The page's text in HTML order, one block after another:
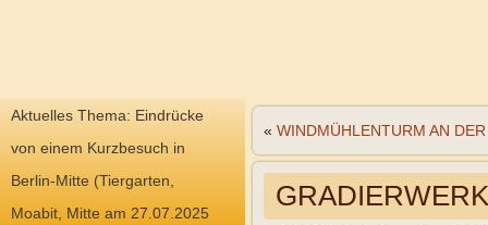
Aktuelles Thema: Eindrücke
von einem Kurzbesuch in
Berlin-Mitte (Tiergarten,
Moabit, Mitte am 27.07.2025
« WINDMÜHLENTURM AN